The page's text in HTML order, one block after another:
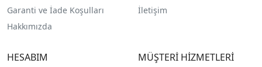
Garanti ve İade Koşulları
Hakkımızda
İletişim
HESABIM MÜŞTERİ HİZMETLERİ